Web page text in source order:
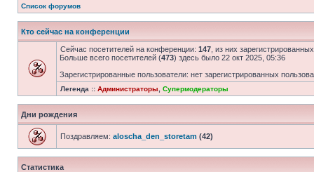
Список форумов
Кто сейчас на конференции
Сейчас посетителей на конференции: 147 , из них
Больше всего посетителей (473) здесь было 22 окт 2025, 05:36
Зарегистрированные пользователи: нет зарегистрированных
Легенда :: Администраторы Супермодераторы
Дни рождения
Поздравляем: aloscha_den_storetam (42)
Статистика